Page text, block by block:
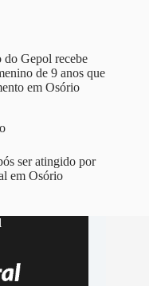
do Gepol recebe
de 9 anos que
em Osório
ser atingido por
em Osório